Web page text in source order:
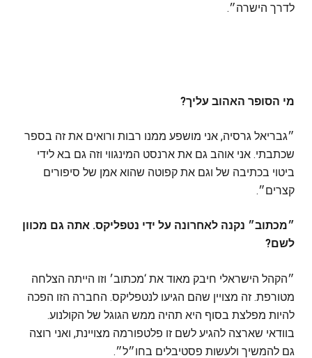
לדרך הישרה״.
מי הסופר האהוב עליך?
״גבריאל גרסיה, אני מושפע ממנו רבות ורואים את זה בספר
שכתבתי. אני אוהב גם את ארנסט המינגווי וזה גם בא לידי
ביטוי בכתיבה של וגם את קפוטה שהוא אמן של סיפורים
קצרים״.
״מכתוב״ נקנה לאחרונה על ידי נטפליקס. אתה גם מכוון
לשם?
״הקהל הישראלי חיבק מאוד את ‘מכתוב׳ וזו הייתה הצלחה
מטורפת. זה מצויין שהם הגיעו לנטפליקס. החברה הזו הפכה
להיות מפלצת בסוף היא תהיה ממש הגוגל של הקולנוע.
בוודאי שארצה להגיע לשם זו פלטפורמה מצויינת, ואני רוצה
גם להמשיך ולעשות פסטיבלים בחו״ל״.